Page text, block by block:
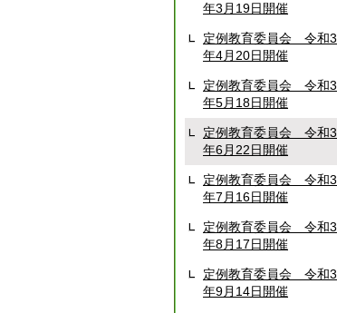
年3月19日開催
定例教育委員会 令和3
年4月20日開催
定例教育委員会 令和3
年5月18日開催
定例教育委員会 令和3
年6月22日開催
定例教育委員会 令和3
年7月16日開催
定例教育委員会 令和3
年8月17日開催
定例教育委員会 令和3
年9月14日開催